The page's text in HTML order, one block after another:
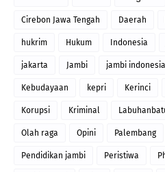
Cirebon Jawa Tengah Daerah
hukrim Hukum Indonesia
jakarta Jambi jambi indonesia
Kebudayaan kepri Kerinci
Korupsi Kriminal
Olah raga Opini Palembang
Pendidikan jambi Peristiwa